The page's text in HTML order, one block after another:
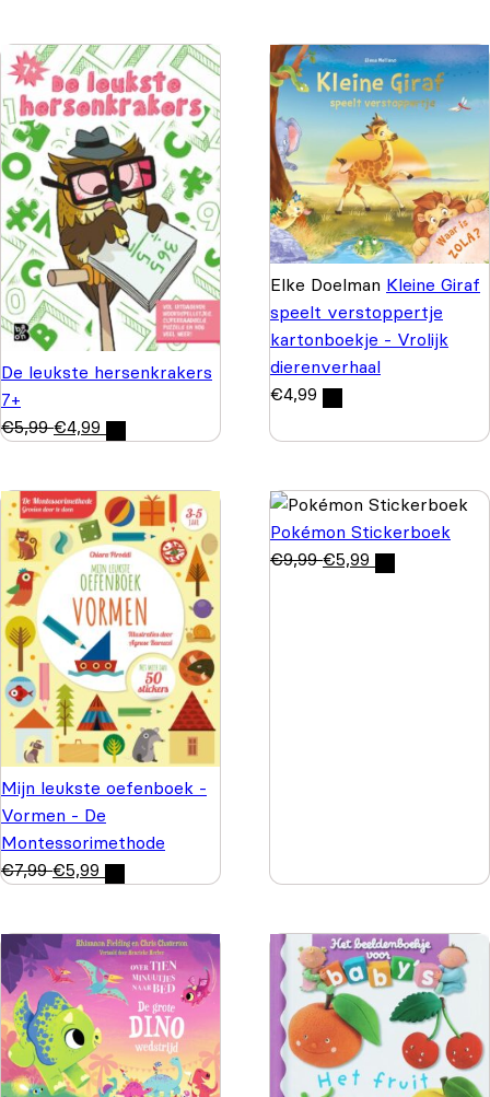
De leukste hersenkrakers
7+
€5,99 €4,99
Elke Doelman Kleine Giraf
speelt verstoppertje
kartonboekje - Vrolijk
dierenverhaal
€4,99
Mijn leukste oefenboek -
Vormen - De
Montessorimethode
€7,99 €5,99
Pokémon Stickerboek
€9,99 €5,99